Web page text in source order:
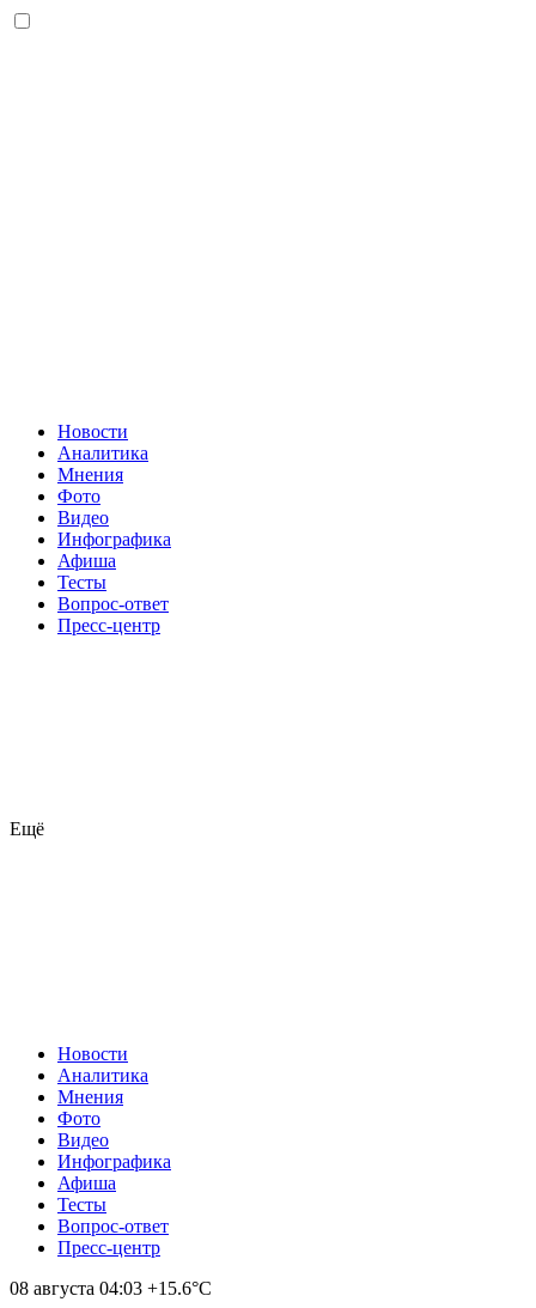
Новости
Аналитика
Мнения
Фото
Видео
Инфографика
Афиша
Тесты
Вопрос-ответ
Пресс-центр
Ещё
Новости
Аналитика
Мнения
Фото
Видео
Инфографика
Афиша
Тесты
Вопрос-ответ
Пресс-центр
08 августа 04:03 +15.6°С